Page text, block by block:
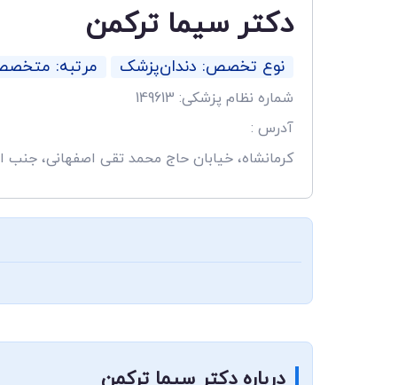
دکتر سیما ترکمن
نوع تخصص: دندان‌پزشک مرتبه:
شماره نظام پزشکی: 149613
آدرس :
کرمانشاه، خیابان حاج محمد تقی اصفهانی، جنب
درباره دکتر سیما ترکمن